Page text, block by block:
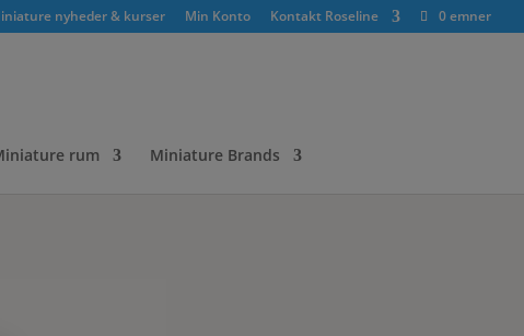
nyheder & kurser Min Konto Kontakt Roseline 0 emner
rum Miniature Brands